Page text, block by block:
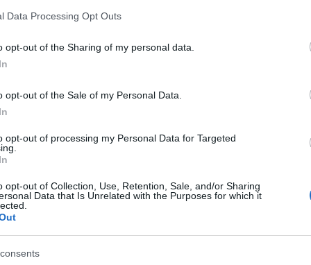
Data Processing Opt Outs
opt-out of the Sharing of my personal data.
opt-out of the Sale of my Personal Data.
opt-out of processing my Personal Data for Targeted
opt-out of Collection, Use, Retention, Sale, and/or Sharing
Data that Is Unrelated with the Purposes for which it